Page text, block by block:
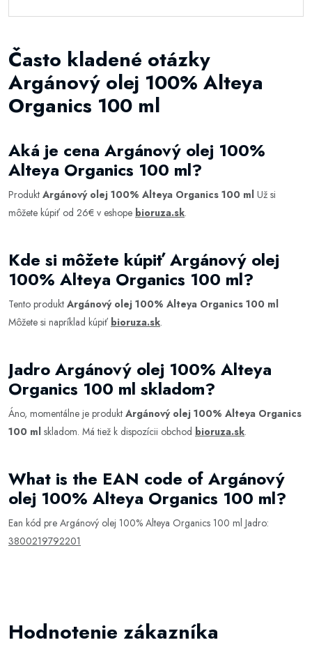
Často kladené otázky
Argánový olej 100% Alteya
Organics 100 ml
Aká je cena Argánový olej 100%
Alteya Organics 100 ml?
Produkt Argánový olej 100% Alteya Organics 100 ml Už si
môžete kúpiť od 26€ v eshope bioruza.sk.
Kde si môžete kúpiť Argánový olej
100% Alteya Organics 100 ml?
Tento produkt Argánový olej 100% Alteya Organics 100 ml
Môžete si napríklad kúpiť bioruza.sk.
Jadro Argánový olej 100% Alteya
Organics 100 ml skladom?
Áno, momentálne je produkt Argánový olej 100% Alteya Organics
100 ml skladom. Má tiež k dispozícii obchod bioruza.sk.
What is the EAN code of Argánový
olej 100% Alteya Organics 100 ml?
Ean kód pre Argánový olej 100% Alteya Organics 100 ml Jadro:
3800219792201
Hodnotenie zákazníka